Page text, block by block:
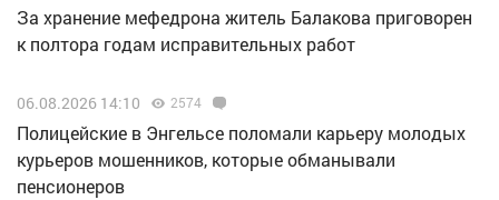
За хранение мефедрона житель Балакова приговорен
к полтора годам исправительных работ
06.08.2026 14:10 2574
Полицейские в Энгельсе поломали карьеру молодых
курьеров мошенников, которые обманывали
пенсионеров